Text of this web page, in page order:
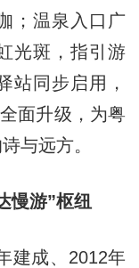
；温泉入口广
光斑，指引游
同步启用，
面升级，为粤
与远方。
慢游”枢纽
成、2012年